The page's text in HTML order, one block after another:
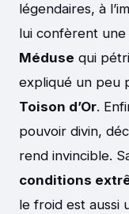
légendaires, à
lui confèrent
Méduse qui
expliqué un peu
Toison d’Or.
pouvoir divin,
rend invincible.
conditions
le froid est aussi